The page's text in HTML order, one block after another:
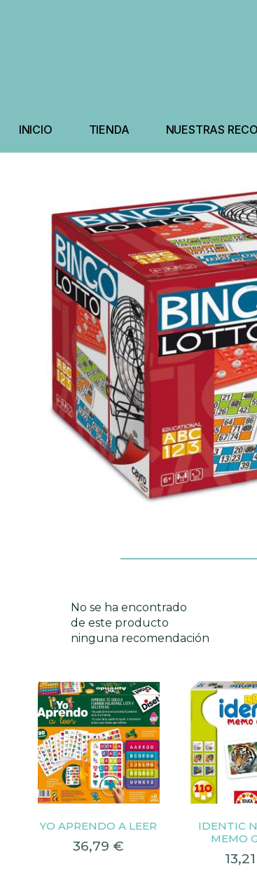
INICIO TIENDA NUESTRAS
No se ha encontrado
de este producto
ninguna recomendación
YO APRENDO A LEER
36,79 €
IDENTIC
MEMO
13,21